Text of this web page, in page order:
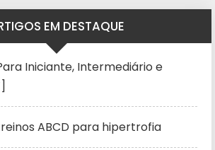
EM DESTAQUE
Iniciante, Intermediário e
ABCD para hipertrofia